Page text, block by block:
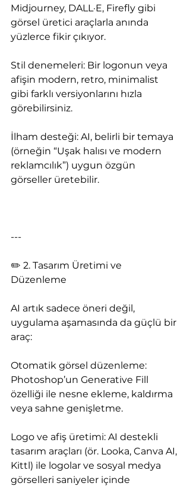
Midjourney, DALL·E, Firefly gibi
görsel üretici araçlarla anında
yüzlerce fikir çıkıyor.
Stil denemeleri: Bir logonun veya
afişin modern, retro, minimalist
gibi farklı versiyonlarını hızla
görebilirsiniz.
İlham desteği: AI, belirli bir temaya
(örneğin “Uşak halısı ve modern
reklamcılık”) uygun özgün
görseller üretebilir.
---
✏️ 2. Tasarım Üretimi ve
Düzenleme
AI artık sadece öneri değil,
uygulama aşamasında da güçlü bir
araç:
Otomatik görsel düzenleme:
Photoshop’un Generative Fill
özelliği ile nesne ekleme, kaldırma
veya sahne genişletme.
Logo ve afiş üretimi: AI destekli
tasarım araçları (ör. Looka, Canva AI,
Kittl) ile logolar ve sosyal medya
görselleri saniyeler içinde